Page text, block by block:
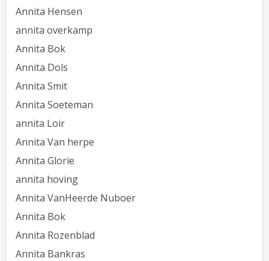
Annita Hensen
annita overkamp
Annita Bok
Annita Dols
Annita Smit
Annita Soeteman
annita Loir
Annita Van herpe
Annita Glorie
annita hoving
Annita VanHeerde Nuboer
Annita Bok
Annita Rozenblad
Annita Bankras